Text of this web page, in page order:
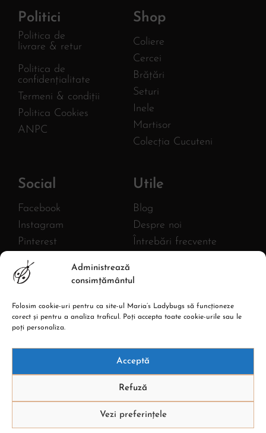
Administrează
consimțământul
Folosim cookie-uri pentru ca site-ul Maria’s Ladybugs să funcționeze
corect și pentru a analiza traficul. Poți accepta toate cookie-urile sau le
poți personaliza.
Acceptă
Refuză
Vezi preferințele
Politici
Politica de
livrare & retur
Politica de
confidențialitate
Termeni & condiții
Politica Cookies
ANPC
Shop
Coliere
Cercei
Brățări
Seturi
Inele
Martisor
Colecția Cucuteni
Social
Facebook
Instagram
Pinterest
Twitter
YouTube
Utile
Blog
Despre noi
Întrebări frecvente
CIF: 43380582
Adresa: Str. Burebista, Nr.67,
Piatra Neamt